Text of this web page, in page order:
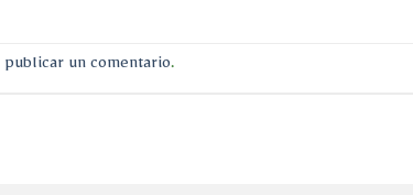
publicar un comentario.